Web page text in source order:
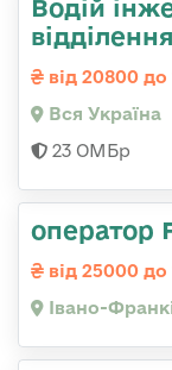
Водій
відділення
від 20800
Вся Україна
23 ОМБр
оператор
від 25000
Івано-